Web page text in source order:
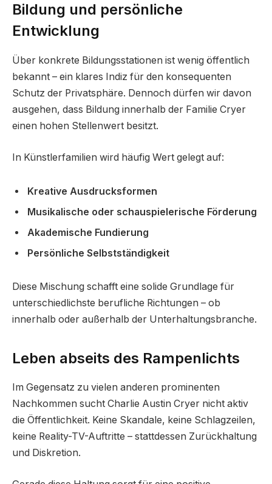
Bildung und persönliche
Entwicklung
Über konkrete Bildungsstationen ist wenig öffentlich
bekannt – ein klares Indiz für den konsequenten
Schutz der Privatsphäre. Dennoch dürfen wir davon
ausgehen, dass Bildung innerhalb der Familie Cryer
einen hohen Stellenwert besitzt.
In Künstlerfamilien wird häufig Wert gelegt auf:
Kreative Ausdrucksformen
Musikalische oder schauspielerische Förderung
Akademische Fundierung
Persönliche Selbstständigkeit
Diese Mischung schafft eine solide Grundlage für
unterschiedlichste berufliche Richtungen – ob
innerhalb oder außerhalb der Unterhaltungsbranche.
Leben abseits des Rampenlichts
Im Gegensatz zu vielen anderen prominenten
Nachkommen sucht Charlie Austin Cryer nicht aktiv
die Öffentlichkeit. Keine Skandale, keine Schlagzeilen,
keine Reality-TV-Auftritte – stattdessen Zurückhaltung
und Diskretion.